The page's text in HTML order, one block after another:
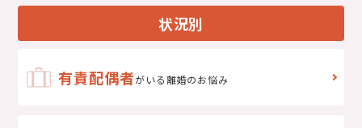
状況別
有責配偶者がいる離婚のお悩み